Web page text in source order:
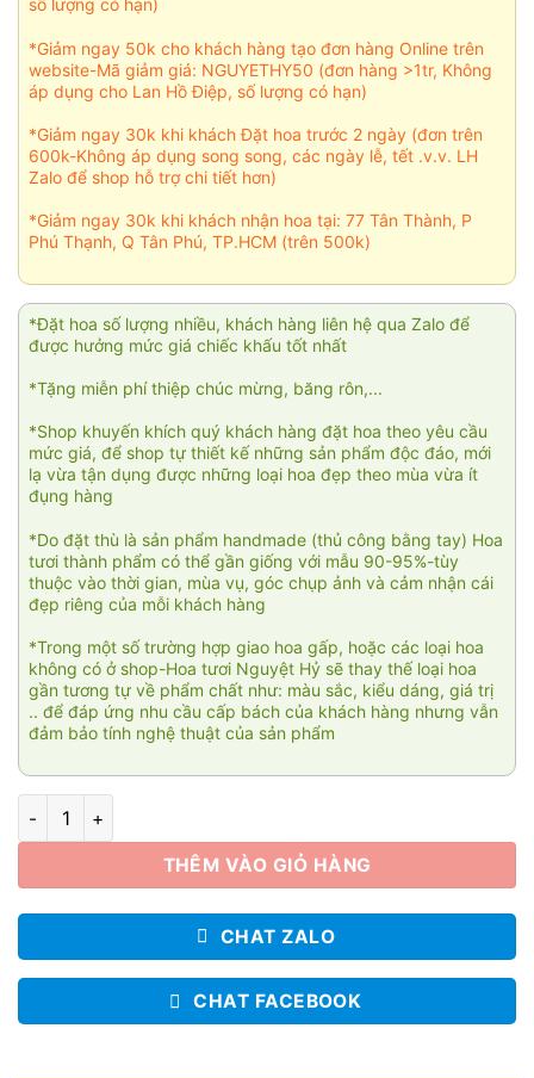
số lượng có hạn)
*Giảm ngay 50k cho khách hàng tạo đơn hàng Online trên
website-Mã giảm giá: NGUYETHY50 (đơn hàng >1tr, Không
áp dụng cho Lan Hồ Điệp, số lượng có hạn)
*Giảm ngay 30k khi khách Đặt hoa trước 2 ngày (đơn trên
600k-Không áp dụng song song, các ngày lễ, tết .v.v. LH
Zalo để shop hỗ trợ chi tiết hơn)
*Giảm ngay 30k khi khách nhận hoa tại: 77 Tân Thành, P
Phú Thạnh, Q Tân Phú, TP.HCM (trên 500k)
*Đặt hoa số lượng nhiều, khách hàng liên hệ qua Zalo để
được hưởng mức giá chiếc khấu tốt nhất
*Tặng miễn phí thiệp chúc mừng, băng rôn,...
*Shop khuyến khích quý khách hàng đặt hoa theo yêu cầu
mức giá, để shop tự thiết kế những sản phẩm độc đáo, mới
lạ vừa tận dụng được những loại hoa đẹp theo mùa vừa ít
đụng hàng
*Do đặt thù là sản phẩm handmade (thủ công bằng tay) Hoa
tươi thành phẩm có thể gần giống với mẫu 90-95%-tùy
thuộc vào thời gian, mùa vụ, góc chụp ảnh và cảm nhận cái
đẹp riêng của mỗi khách hàng
*Trong một số trường hợp giao hoa gấp, hoặc các loại hoa
không có ở shop-Hoa tươi Nguyệt Hỷ sẽ thay thế loại hoa
gần tương tự về phẩm chất như: màu sắc, kiểu dáng, giá trị
.. để đáp ứng nhu cầu cấp bách của khách hàng nhưng vẫn
đảm bảo tính nghệ thuật của sản phẩm
Vườn xuân 03 số lượng
THÊM VÀO GIỎ HÀNG
CHAT ZALO
CHAT FACEBOOK